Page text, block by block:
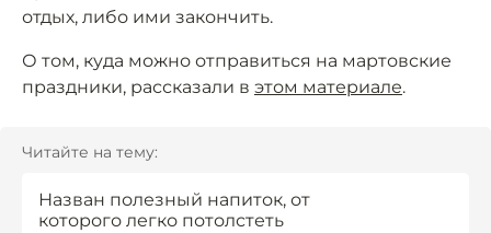
отдых, либо ими закончить.
О том, куда можно отправиться на мартовские
праздники, рассказали в этом материале.
Читайте на тему:
Назван полезный напиток, от
которого легко потолстеть